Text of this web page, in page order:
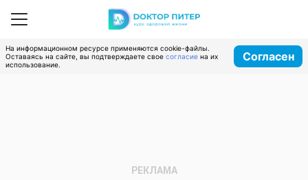
На информационном ресурсе применяются cookie-файлы.
Оставаясь на сайте, вы подтверждаете свое согласие на их
использование.
Согласен